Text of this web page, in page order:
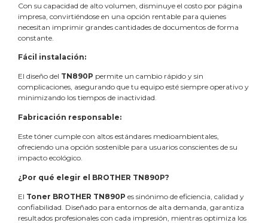
Con su capacidad de alto volumen, disminuye el costo por página
impresa, convirtiéndose en una opción rentable para quienes
necesitan imprimir grandes cantidades de documentos de forma
constante.
Fácil instalación:
El diseño del TN890P permite un cambio rápido y sin
complicaciones, asegurando que tu equipo esté siempre operativo y
minimizando los tiempos de inactividad.
Fabricación responsable:
Este tóner cumple con altos estándares medioambientales,
ofreciendo una opción sostenible para usuarios conscientes de su
impacto ecológico.
¿Por qué elegir el BROTHER TN890P?
El Toner BROTHER TN890P es sinónimo de eficiencia, calidad y
confiabilidad. Diseñado para entornos de alta demanda, garantiza
resultados profesionales con cada impresión, mientras optimiza los